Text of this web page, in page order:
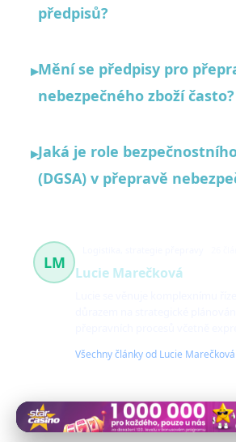
předpisů?
▸Mění se předpisy pro
nebezpečného zboží často?
▸Jaká je role
(DGSA) v přepravě
LM
Lucie Marečková
Všechny články od Lucie